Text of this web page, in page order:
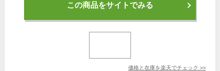
この商品をサイトでみる
価格と在庫を楽天でチェック >>